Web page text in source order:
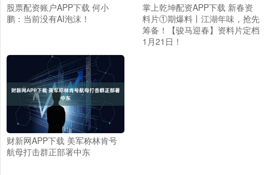
股票配资账户APP下载 何小
鹏：当前没有AI泡沫！
掌上乾坤配资APP下载 新春资
料片①期爆料丨江湖年味，抢先
筹备！【骏马迎春】资料片定档
1月21日！
财新网APP下载 美军称林肯号
航母打击群正部署中东